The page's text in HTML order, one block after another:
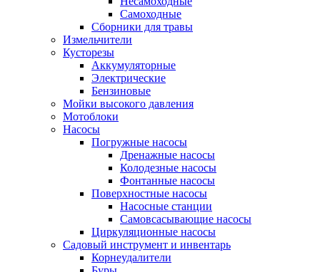
Самоходные
Сборники для травы
Измельчители
Кусторезы
Аккумуляторные
Электрические
Бензиновые
Мойки высокого давления
Мотоблоки
Насосы
Погружные насосы
Дренажные насосы
Колодезные насосы
Фонтанные насосы
Поверхностные насосы
Насосные станции
Самовсасывающие насосы
Циркуляционные насосы
Садовый инструмент и инвентарь
Корнеудалители